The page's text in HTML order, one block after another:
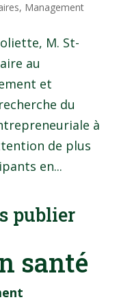
, Management
M. St-
au
et
du
à
de plus
en...
publier
santé